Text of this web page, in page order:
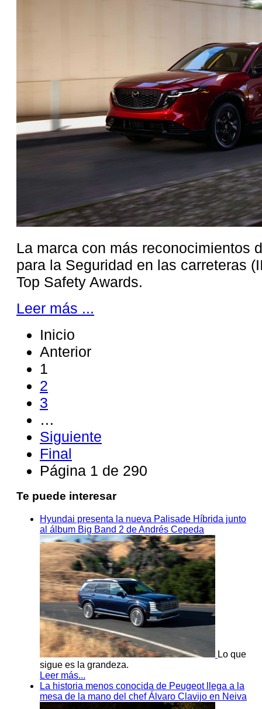
La marca con más reconocimientos
para la Seguridad en las carreteras
Top Safety Awards.
Leer más ...
Inicio
Anterior
1
2
3
…
Siguiente
Final
Página 1 de 290
Te puede interesar
Hyundai presenta la nueva Palisade Híbrida junto
al álbum Big Band 2 de Andrés Cepeda
Lo que
sigue es la grandeza.
Leer más...
La historia menos conocida de Peugeot llega a la
mesa de la mano del chef Álvaro Clavijo en Neiva